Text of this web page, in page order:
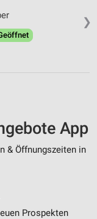
❯
App
& Öffnungszeiten in
Prospekten